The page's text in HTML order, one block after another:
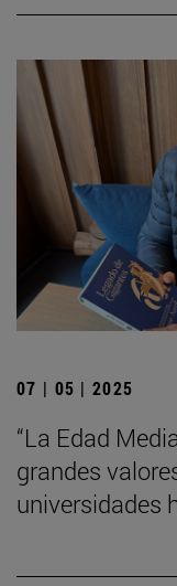
07 | 05 | 2025
“La Edad
grandes
universidades